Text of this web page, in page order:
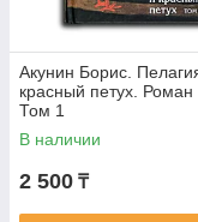
Акунин Борис.
красный петух. Роман
Том 1
В наличии
2 500 ₸